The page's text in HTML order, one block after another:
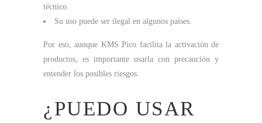
técnico.
Su uso puede ser ilegal en algunos países.
Por eso, aunque KMS Pico facilita la activación de
productos, es importante usarla con precaución y
entender los posibles riesgos.
¿PUEDO USAR